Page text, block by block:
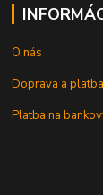
O nás
Doprava a platba
Platba na